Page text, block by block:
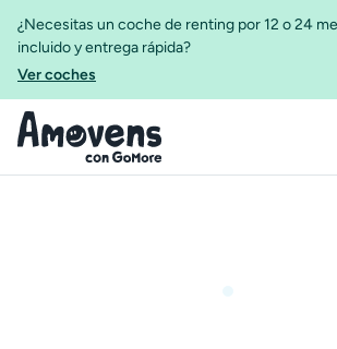
¿Necesitas un coche de renting por 12 o 24
incluido y entrega rápida?
Ver coches